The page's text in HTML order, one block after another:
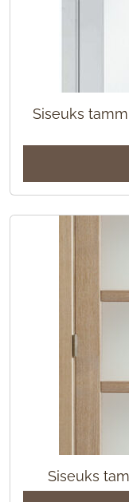
Siseuks
Siseuks